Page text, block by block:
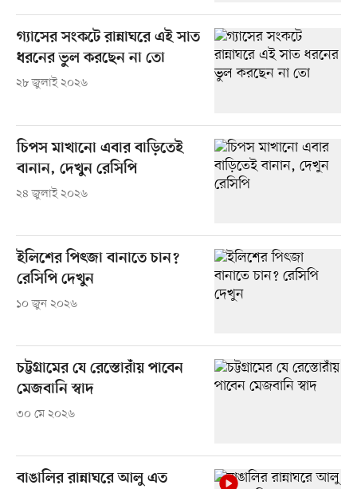
গ্যাসের সংকটে রান্নাঘরে এই সাত
ধরনের ভুল করছেন না তো
২৮ জুলাই ২০২৬
চিপস মাখানো এবার বাড়িতেই
বানান, দেখুন রেসিপি
২৪ জুলাই ২০২৬
ইলিশের পিৎজা বানাতে চান?
রেসিপি দেখুন
১০ জুন ২০২৬
চট্টগ্রামের যে রেস্তোরাঁয় পাবেন
মেজবানি স্বাদ
৩০ মে ২০২৬
বাঙালির রান্নাঘরে আলু এত